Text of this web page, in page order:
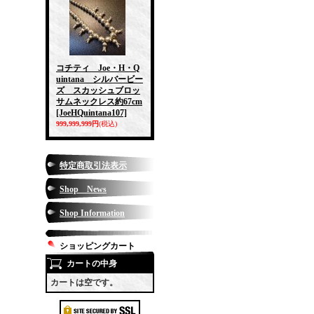
コチティ Joe・H・Q
uintana シルバービー
ズ スカッシュブロッ
サムネックレス約67cm
[JoeHQuintana107]
999,999,999円(税込)
特定商取引法表示
Shop News
Shop Information
ショッピングカート
カートの中身
カートは空です。